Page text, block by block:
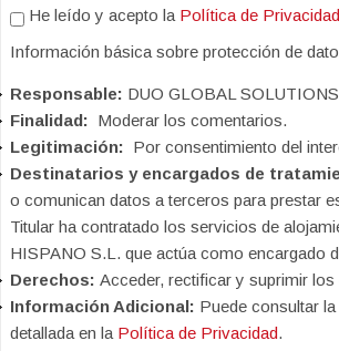
He leído y acepto la Política de Privacidad
Información básica sobre protección de
Responsable: DUO GLOBAL
Finalidad: Moderar los comentarios.
Legitimación: Por consentimiento del
Destinatarios y encargados de
o comunican datos a terceros para prestar
Titular ha contratado los servicios de
HISPANO S.L. que actúa como encargado
Derechos: Acceder, rectificar y suprimir los
Información Adicional: Puede consultar
detallada en la Política de Privacidad.